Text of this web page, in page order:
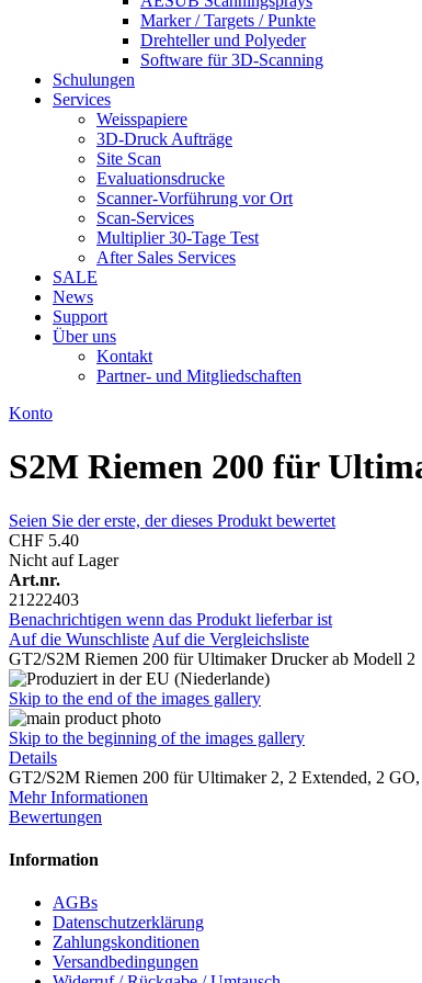
Marker / Targets / Punkte
Drehteller und Polyeder
Software für 3D-Scanning
Schulungen
Services
Weisspapiere
3D-Druck Aufträge
Site Scan
Evaluationsdrucke
Scanner-Vorführung vor Ort
Scan-Services
Multiplier 30-Tage Test
After Sales Services
SALE
News
Support
Über uns
Kontakt
Partner- und Mitgliedschaften
Konto
S2M Riemen 200 für
Seien Sie der erste, der dieses Produkt bewertet
CHF 5.40
Nicht auf Lager
Art.nr.
21222403
Benachrichtigen wenn das Produkt lieferbar ist
Auf die Wunschliste Auf die Vergleichsliste
GT2/S2M Riemen 200 für Ultimaker Drucker ab Modell 2
Skip to the end of the images gallery
Skip to the beginning of the images gallery
Details
GT2/S2M Riemen 200 für Ultimaker 2, 2 Extended, 2
Mehr Informationen
Bewertungen
Information
AGBs
Datenschutzerklärung
Zahlungskonditionen
Versandbedingungen